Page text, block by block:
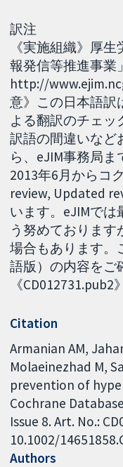
訳注
《実施組織》厚
報発信等推進事業
http://
意》この日本語訳
よる翻訳のチェッ
訳語の間違いなど
ら、eJIM事務局ま
2013年6月からコ
review, Updated
います。eJIMでは
う努めております
場合もあります。
語版）の内容をご
《CD012731.pub2》
Citation
Armanian AM,
Molaeinezhad M,
prevention of
Cochrane
Issue 8. Art. No.:
10.1002/
Authors